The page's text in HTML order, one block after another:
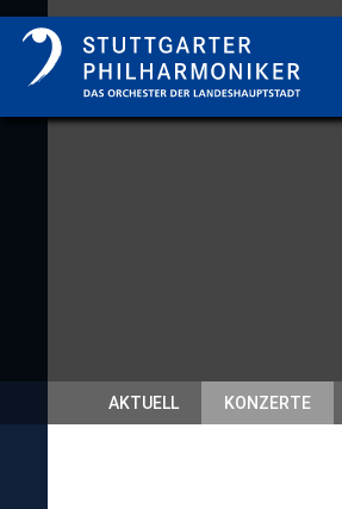
AKTUELL KONZERTE